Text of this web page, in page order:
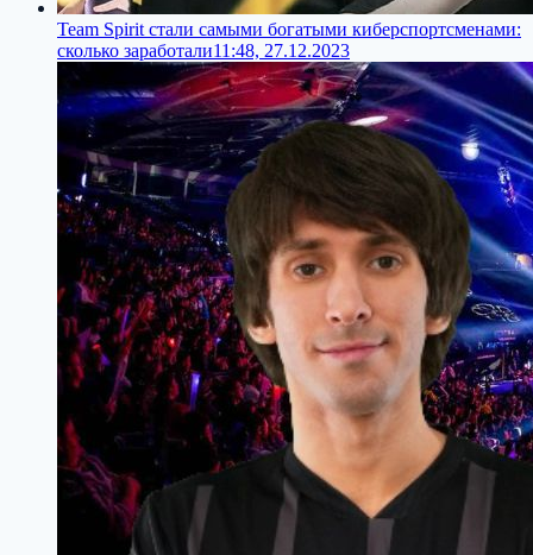
Team Spirit стали самыми богатыми киберспортсменами:
сколько заработали11:48, 27.12.2023